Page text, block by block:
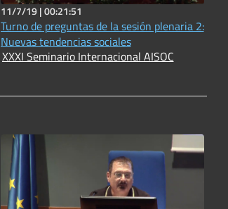
11/7/19 |00:21:51
Turno de preguntas de la sesión plenaria 2:
Nuevas tendencias sociales
XXXI Seminario Internacional AISOC